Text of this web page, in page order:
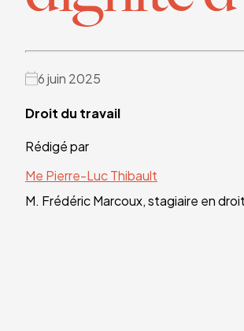
6 juin 2025
Droit du travail
Rédigé par
Me Pierre-Luc Thibault
M. Frédéric Marcoux, stagiaire en droit